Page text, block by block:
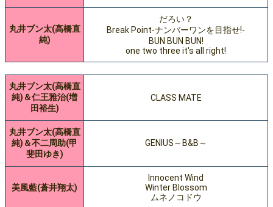
丸井ブン太(高橋直
純)
だろい？
Break Point-ナンバーワンを目指せ!-
BUN BUN BUN!
one two three it's all right!
丸井ブン太(高橋直
純)＆仁王雅治(増
田裕生)
CLASS MATE
丸井ブン太(高橋直
純)＆不二周助(甲
斐田ゆき)
GENIUS～B&B～
美風藍(蒼井翔太)
Innocent Wind
Winter Blossom
ムネノコドウ